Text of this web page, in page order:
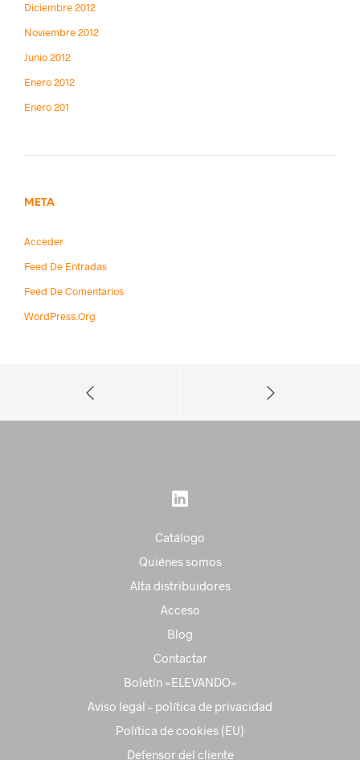
Diciembre 2012
Noviembre 2012
Junio 2012
Enero 2012
Enero 201
META
Acceder
Feed De Entradas
Feed De Comentarios
WordPress.org
Catálogo
Quiénes somos
Alta distribuidores
Acceso
Blog
Contactar
Boletín «ELEVANDO»
Aviso legal – política de privacidad
Política de cookies (EU)
Defensor del cliente